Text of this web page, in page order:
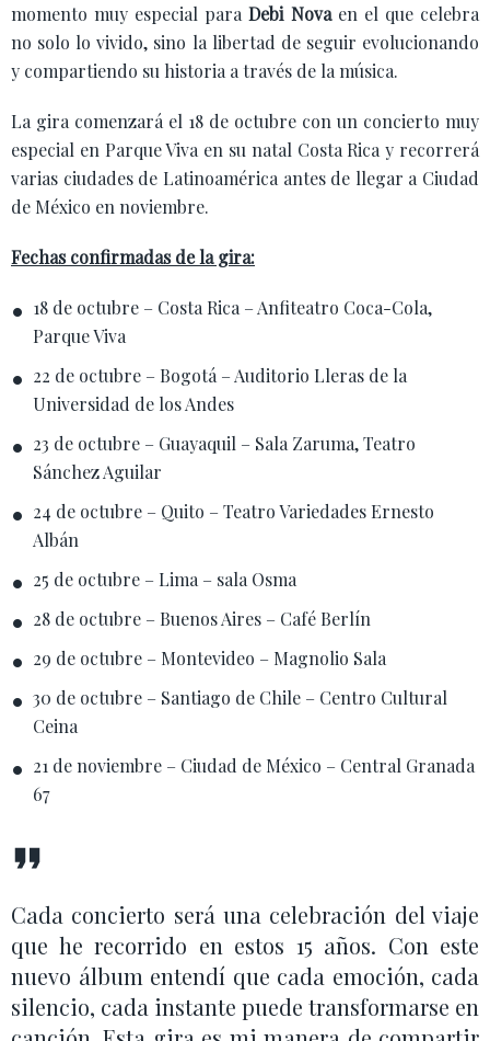
momento muy especial paraDebi Novaen el que celebra
no solo lo vivido, sino la libertad de seguir evolucionando
y compartiendo su historia a través de la música.
La gira comenzará el 18 de octubre con un concierto muy
especial en Parque Viva en su natal Costa Rica y recorrerá
varias ciudades de Latinoamérica antes de llegar a Ciudad
de México en noviembre.
Fechas confirmadas de la gira:
18 de octubre – Costa Rica – Anfiteatro Coca-Cola,
Parque Viva
22 de octubre – Bogotá – Auditorio Lleras de la
Universidad de los Andes
23 de octubre – Guayaquil – Sala Zaruma, Teatro
Sánchez Aguilar
24 de octubre – Quito – Teatro Variedades Ernesto
Albán
25 de octubre – Lima – sala Osma
28 de octubre – Buenos Aires – Café Berlín
29 de octubre – Montevideo – Magnolio Sala
30 de octubre – Santiago de Chile – Centro Cultural
Ceina
21 de noviembre – Ciudad de México – Central Granada
67
Cada concierto será una celebración del viaje
que he recorrido en estos 15 años. Con este
nuevo álbum entendí que cada emoción, cada
silencio, cada instante puede transformarse en